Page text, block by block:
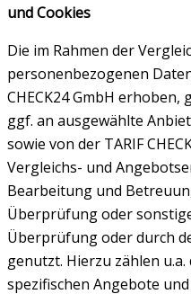
und Cookies
Die im Rahmen der
personenbezogenen
CHECK24 GmbH
ggf. an ausgewählte
sowie von der TARIF
Vergleichs- und
Bearbeitung und
Überprüfung oder
Überprüfung oder durch
genutzt. Hierzu zählen
spezifischen Angebote